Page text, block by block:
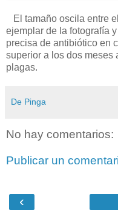
El tamaño oscila entre
ejemplar de la fotografía
precisa de antibiótico en
superior a los dos meses
plagas.
De Pinga
No hay comentarios:
Publicar un
‹